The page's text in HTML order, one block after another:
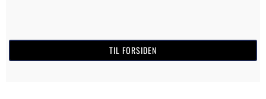
TIL FORSIDEN